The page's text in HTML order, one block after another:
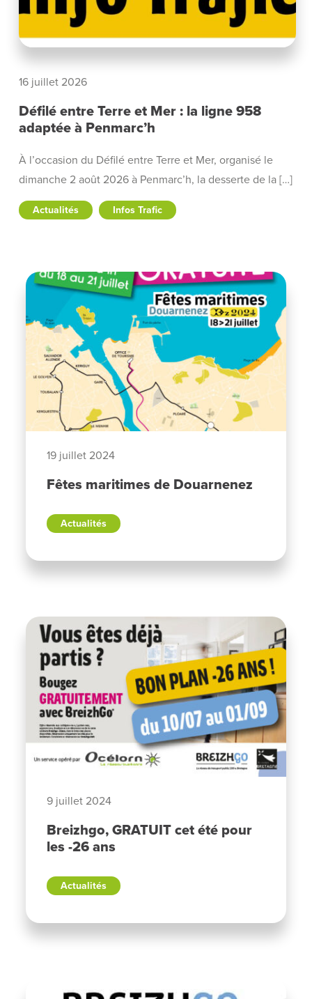
16 juillet 2026
Défilé entre Terre et Mer : la ligne 958
adaptée à Penmarc’h
À l’occasion du Défilé entre Terre et Mer, organisé le
dimanche 2 août 2026 à Penmarc’h, la desserte de la […]
Actualités Infos Trafic
19 juillet 2024
Fêtes maritimes de Douarnenez
Actualités
9 juillet 2024
Breizhgo, GRATUIT cet été pour
les -26 ans
Actualités